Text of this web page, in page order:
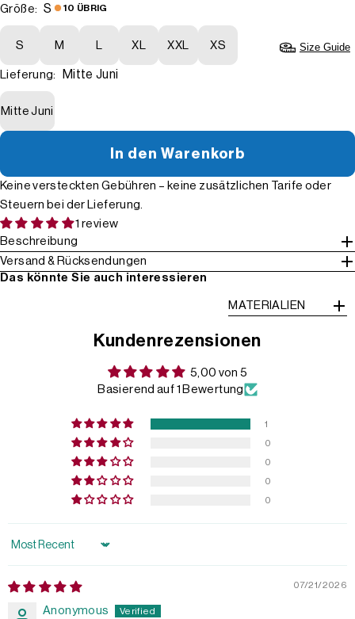
Größe: S 10 ÜBRIG
S M XL XXL XS Size Guide
Lieferung: Mitte Juni
Mitte Juni
In den Warenkorb
Keine versteckten Gebühren – keine zusätzlichen Tarife oder
Steuern bei der Lieferung.
1 review
Beschreibung
Versand & Rücksendungen
Das könnte Sie auch interessieren
MATERIALIEN
Kundenrezensionen
5,00 von 5
Basierend auf 1 Bewertung
1
0
0
0
0
Sort by
07/21/2026
Anonymous